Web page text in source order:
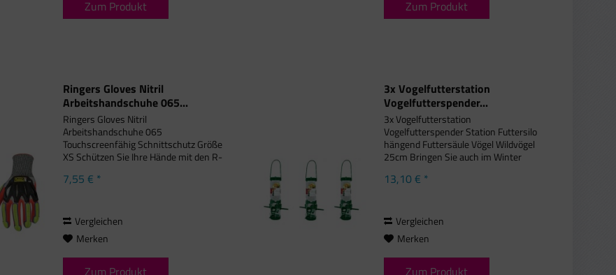
Zum Produkt Zum Produkt
Ringers Gloves Nitril
Arbeitshandschuhe 065...
Ringers Gloves Nitril
Arbeitshandschuhe 065
Touchscreenfähig Schnittschutz Größe
XS Schützen Sie Ihre Hände mit den R-
TPR-Aufprallschutz auf der Oberseite
7,55 € *
Vergleichen
Merken
Zum Produkt
3x Vogelfutterstation
Vogelfutterspender...
3x Vogelfutterstation
Vogelfutterspender Station Futtersilo
hängend Futtersäule Vögel Wildvögel
25cm Bringen Sie auch im Winter
wetterfesten Futterstelle können
13,10 € *
Vergleichen
Merken
Zum Produkt